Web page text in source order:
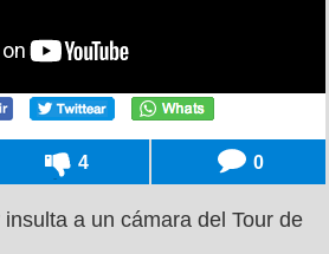
4 0
a un cámara del Tour de